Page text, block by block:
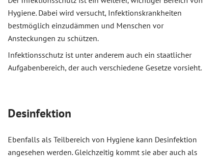
Hygiene. Dabei wird versucht, Infektionskrankheiten
bestmöglich einzudämmen und Menschen vor
Ansteckungen zu schützen.
Infektionsschutz ist unter anderem auch ein staatlicher
Aufgabenbereich, der auch verschiedene Gesetze vorsieht.
Desinfektion
Ebenfalls als Teilbereich von Hygiene kann Desinfektion
angesehen werden. Gleichzeitig kommt sie aber auch als